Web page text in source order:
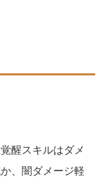
醒スキルはダメ
、闇ダメージ軽